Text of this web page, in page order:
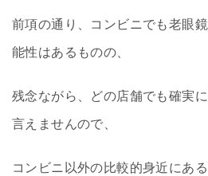
前項の通り、コンビニでも老眼
能性はあるものの、
残念ながら、どの店舗でも確実
言えませんので、
コンビニ以外の比較的身近にあ